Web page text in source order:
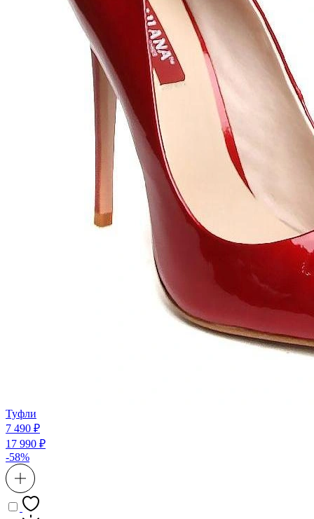
Туфли
7 490 ₽
17 990 ₽
-58%